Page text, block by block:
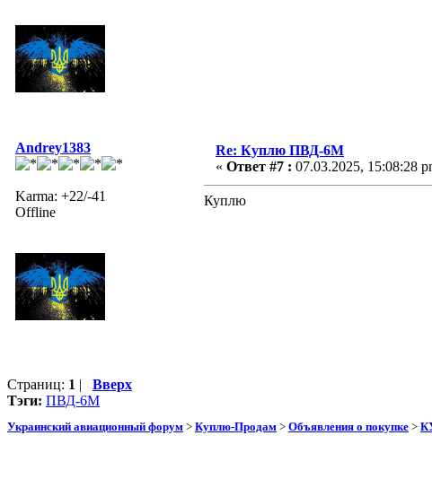
Andrey1383
Karma: +22/-41
Offline
Re: Куплю ПВД-6М
« Ответ #7 : 07.03.2025, 15:08:28
Куплю
Страниц: 1 | Вверх
Тэги: ПВД-6М
Украинский авиационный форум > Куплю-Продам > Объявления о покупке >